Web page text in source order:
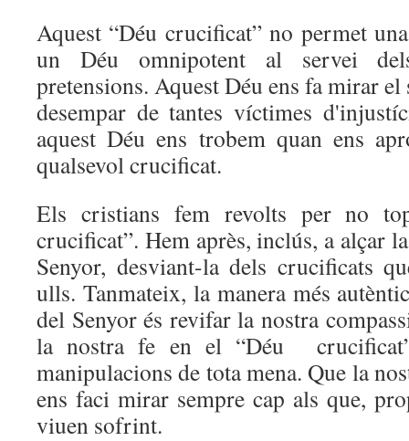
Aquest “Déu crucificat” no permet
un Déu omnipotent al servei
pretensions. Aquest Déu ens fa mirar
desempar de tantes víctimes
aquest Déu ens trobem quan ens
qualsevol crucificat.
Els cristians fem revolts per no
crucificat”. Hem après, inclús, a alçar
Senyor, desviant-la dels crucificats
ulls. Tanmateix, la manera més
del Senyor és revifar la nostra
la nostra fe en el “Déu
manipulacions de tota mena. Que la
ens faci mirar sempre cap als que,
viuen sofrint.